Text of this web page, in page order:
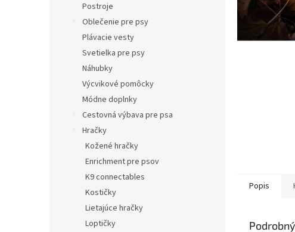
Postroje
Oblečenie pre psy
Plávacie vesty
Svetielka pre psy
Náhubky
Výcvikové pomôcky
Módne doplnky
Cestovná výbava pre psa
Hračky
Kožené hračky
Enrichment pre psov
K9 connectables
Kostičky
Lietajúce hračky
Loptičky
Popis